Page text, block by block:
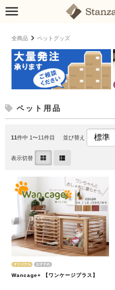
全商品 ペットグッズ
ペット用品
11件中 1〜11件目 並び替え
表示切替
オリジナル
Wancage+ 【ワンケージプラス】